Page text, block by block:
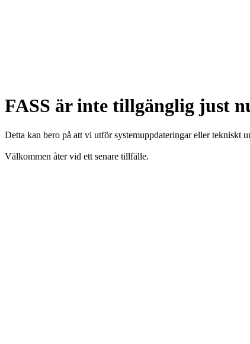
FASS är inte tillgänglig just
Detta kan bero på att vi utför systemuppdateringar eller tekniskt
Välkommen åter vid ett senare tillfälle.